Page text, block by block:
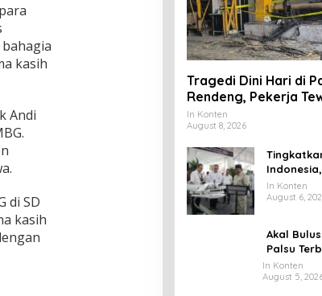
kasih
Andi
di SD
kasih
Tragedi Dini Hari di
Rendeng, Pekerja
Pengangkat Tebu
In Konten
August 8, 2026
Sekolah
Undang
In Konten
August 6,
Akal
Palsu
Ungkap
In Konten
August 5,